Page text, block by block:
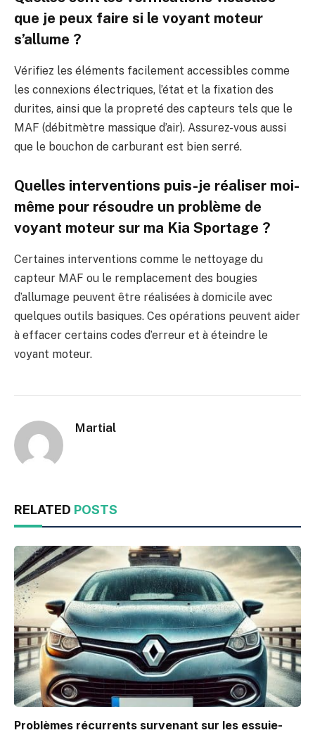
que je peux faire si le voyant moteur
s’allume ?
Vérifiez les éléments facilement accessibles comme
les connexions électriques, l’état et la fixation des
durites, ainsi que la propreté des capteurs tels que le
MAF (débitmètre massique d’air). Assurez-vous aussi
que le bouchon de carburant est bien serré.
Quelles interventions puis-je réaliser moi-
même pour résoudre un problème de
voyant moteur sur ma Kia Sportage ?
Certaines interventions comme le nettoyage du
capteur MAF ou le remplacement des bougies
d’allumage peuvent être réalisées à domicile avec
quelques outils basiques. Ces opérations peuvent aider
à effacer certains codes d’erreur et à éteindre le
voyant moteur.
Martial
RELATED POSTS
Problèmes récurrents survenant sur les essuie-